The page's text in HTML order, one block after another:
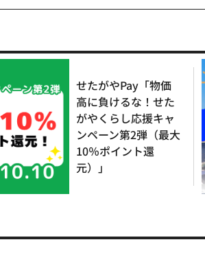
せたがやPay「物価
高に負けるな！せた
がやくらし応援キャ
ンペーン第2弾（最大
10％ポイント還
元）」